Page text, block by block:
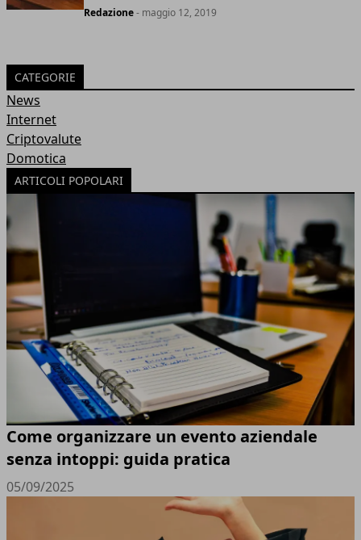
Redazione- maggio 12, 2019
CATEGORIE
News
Internet
Criptovalute
Domotica
ARTICOLI POPOLARI
Come organizzare un evento aziendale
senza intoppi: guida pratica
05/09/2025